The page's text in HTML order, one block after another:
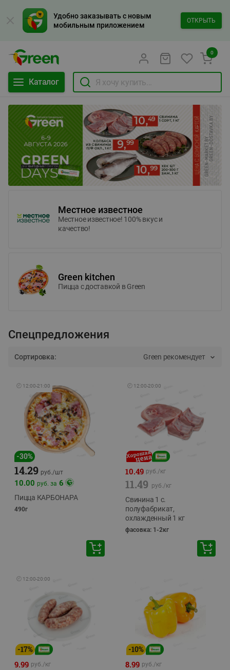
Удобно заказывать с новым
мобильным приложением
ОТКРЫТЬ
Каталог
0
Местное известное
Местное известное! 100% вкус и
качество!
Green kitchen
Пицца c доставкой в Green
Спецпредложения
Сортировка: Green рекомендует
🕘 12:00-21:00
-30%
14.29 руб./шт
10.00 руб. за 6
Пицца КАРБОНАРА
490г
🕘 12:00-20:00
10.49 руб./кг
11.49 руб./кг
Свинина 1 с.
полуфабрикат,
охлажденный 1 кг
фасовка: 1-2кг
🕘 12:00-20:00
-17%
9.99 руб./кг
-10%
8.99 руб./кг